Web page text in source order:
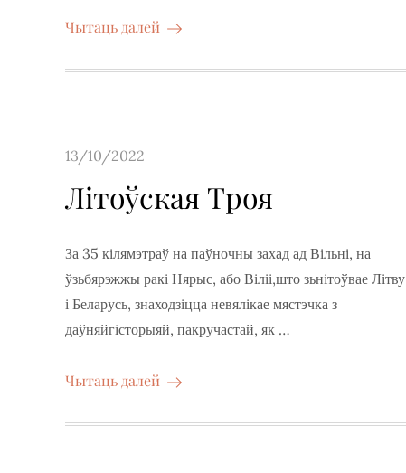
Чытаць далей
Posted
13/10/2022
Літоўская Троя
За 35 кілямэтраў на паўночны захад ад Вільні, на
ўзьбярэжжы ракі Нярыс, або Віліі,што зьнітоўвае Літву
і Беларусь, знаходзіцца невялікае мястэчка з
даўняйгісторыяй, пакручастай, як …
Чытаць далей